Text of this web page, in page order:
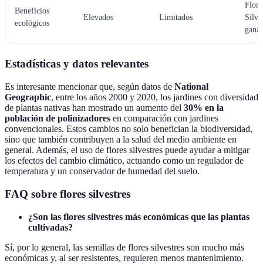
Beneficios
ecológicos
Elevados Limitados
Estadísticas y datos relevantes
Es interesante mencionar que, según datos de National
Geographic, entre los años 2000 y 2020, los jardines con diversidad
de plantas nativas han mostrado un aumento del 30% en la
población de polinizadores en comparación con jardines
convencionales. Estos cambios no solo benefician la biodiversidad,
sino que también contribuyen a la salud del medio ambiente en
general. Además, el uso de flores silvestres puede ayudar a mitigar
los efectos del cambio climático, actuando como un regulador de
temperatura y un conservador de humedad del suelo.
FAQ sobre flores silvestres
¿Son las flores silvestres más económicas que las plantas
cultivadas?
Sí, por lo general, las semillas de flores silvestres son mucho más
económicas y, al ser resistentes, requieren menos mantenimiento.